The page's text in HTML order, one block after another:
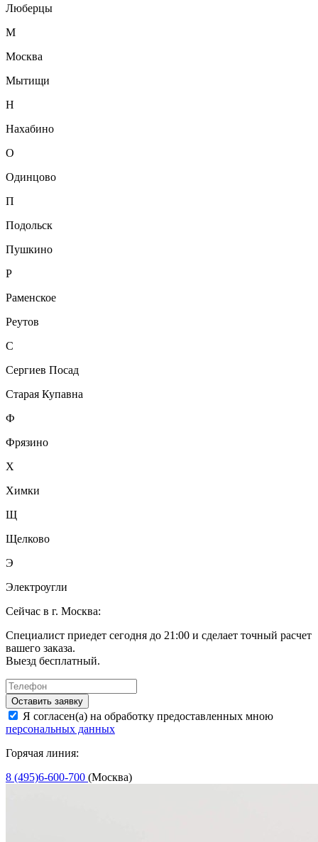
Люберцы
М
Москва
Мытищи
Н
Нахабино
О
Одинцово
П
Подольск
Пушкино
Р
Раменское
Реутов
С
Сергиев Посад
Старая Купавна
Ф
Фрязино
Х
Химки
Щ
Щелково
Э
Электроугли
Сейчас в г. Москва:
Специалист приедет сегодня до 21:00 и сделает точный расчет
вашего заказа.
Выезд бесплатный.
Оставить заявку
Я согласен(а) на обработку предоставленных мною
персональных данных
Горячая линия:
8 (495)6-600-700 (Москва)